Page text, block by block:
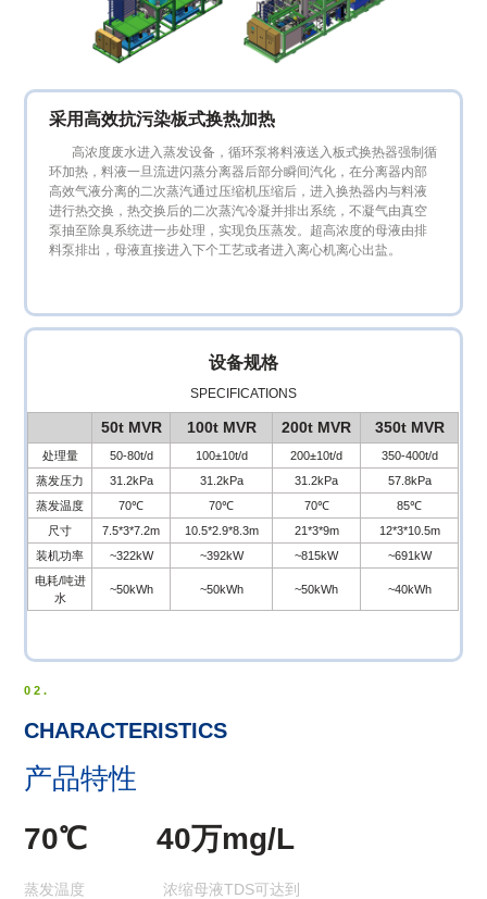
采用高效抗污染板式换热加热
高浓度废水进入蒸发设备，循环泵将料液送入板式换热器强制循
环加热，料液一旦流进闪蒸分离器后部分瞬间汽化，在分离器内部
高效气液分离的二次蒸汽通过压缩机压缩后，进入换热器内与料液
进行热交换，热交换后的二次蒸汽冷凝并排出系统，不凝气由真空
泵抽至除臭系统进一步处理，实现负压蒸发。超高浓度的母液由排
料泵排出，母液直接进入下个工艺或者进入离心机离心出盐。
设备规格
SPECIFICATIONS
50t MVR 100t MVR 200t MVR 350t MVR
处理量 50-80t/d 100±10t/d 200±10t/d
350-400t/d
蒸发压力
31.2kPa 31.2kPa 31.2kPa
57.8kPa
蒸发温度
70℃ 70℃ 70℃
85℃
尺寸
7.5*3*7.2m 10.5*2.9*8.3m 21*3*9m
12*3*10.5m
装机功率
~322kW ~392kW ~815kW
~691kW
电耗/吨进
水
~50kWh ~50kWh ~50kWh ~40kWh
02.
CHARACTERISTICS
产品特性
70℃ 40万mg/L
蒸发温度 浓缩母液TDS可达到